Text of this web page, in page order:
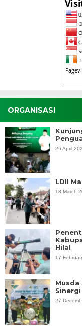
ORGANISASI
26 April
LDII
18 March
Hilal
17
Musda
27